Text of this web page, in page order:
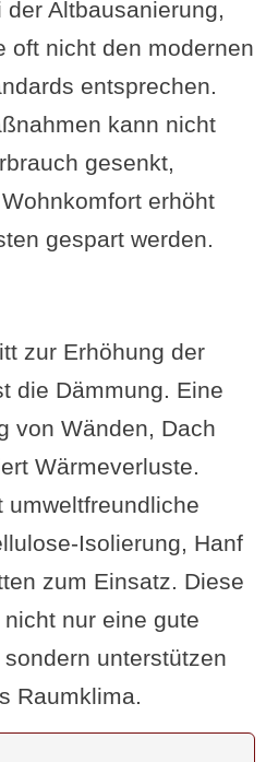
Altbausanierung,
oft nicht den modernen
entsprechen.
kann nicht
gesenkt,
erhöht
gespart werden.
zur Erhöhung der
die Dämmung. Eine
von Wänden, Dach
Wärmeverluste.
umweltfreundliche
Isolierung, Hanf
zum Einsatz. Diese
nur eine gute
unterstützen
Raumklima.